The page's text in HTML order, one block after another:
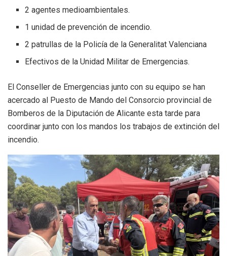
2 agentes medioambientales.
1 unidad de prevención de incendio.
2 patrullas de la Policía de la Generalitat Valenciana
Efectivos de la Unidad Militar de Emergencias.
El Conseller de Emergencias junto con su equipo se han
acercado al Puesto de Mando del Consorcio provincial de
Bomberos de la Diputación de Alicante esta tarde para
coordinar junto con los mandos los trabajos de extinción del
incendio.